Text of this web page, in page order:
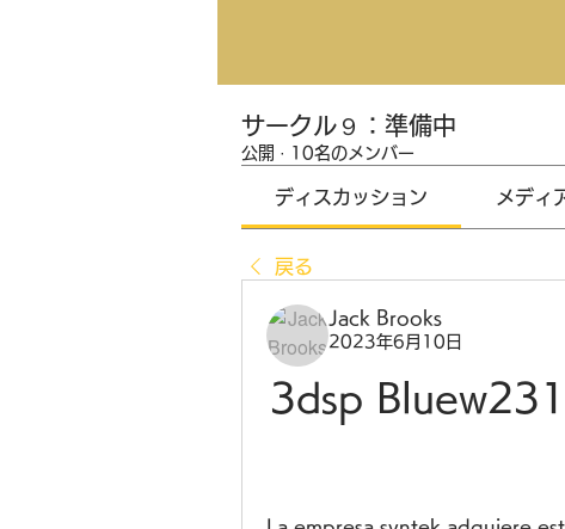
サークル９：準備中
公開 · 10名のメンバー
ディスカッション メディ
戻る
Jack Brooks
2023年6月10日
3dsp